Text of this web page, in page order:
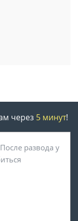
через 5 минут!